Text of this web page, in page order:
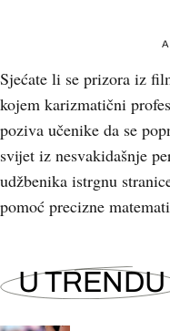
Sjećate li se prizora iz
kojem karizmatični
poziva učenike da se
svijet iz nesvakidašnje
udžbenika istrgnu
pomoć precizne
U TRENDU